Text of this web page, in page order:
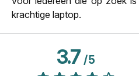
krachtige laptop.
3.7/5